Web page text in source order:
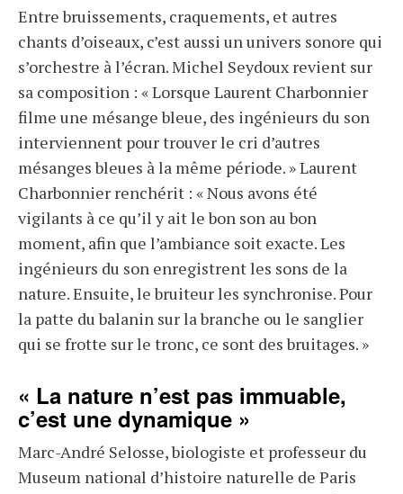
Entre bruissements, craquements, et autres
chants d’oiseaux, c’est aussi un univers sonore qui
s’orchestre à l’écran. Michel Seydoux revient sur
sa composition : « Lorsque Laurent Charbonnier
filme une mésange bleue, des ingénieurs du son
interviennent pour trouver le cri d’autres
mésanges bleues à la même période. » Laurent
Charbonnier renchérit : « Nous avons été
vigilants à ce qu’il y ait le bon son au bon
moment, afin que l’ambiance soit exacte. Les
ingénieurs du son enregistrent les sons de la
nature. Ensuite, le bruiteur les synchronise. Pour
la patte du balanin sur la branche ou le sanglier
qui se frotte sur le tronc, ce sont des bruitages. »
« La nature n’est pas immuable,
c’est une dynamique »
Marc-André Selosse, biologiste et professeur du
Museum national d’histoire naturelle de Paris